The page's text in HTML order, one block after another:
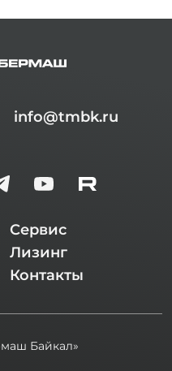
info@tmbk.ru
Сервис
Лизинг
Контакты
Байкал»